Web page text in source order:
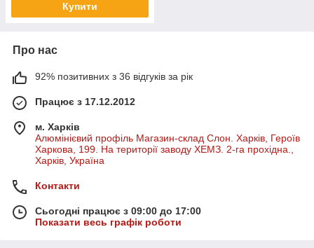
Купити
Про нас
92% позитивних з 36 відгуків за рік
Працює з 17.12.2012
м. Харків
Алюмінієвий профіль Магазин-склад Слон. Харків, Героїв
Харкова, 199. На території заводу ХЕМЗ. 2-га прохідна.,
Харків, Україна
Контакти
Сьогодні працює з 09:00 до 17:00
Показати весь графік роботи